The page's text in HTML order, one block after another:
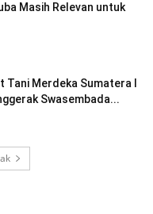
Masih Relevan untuk
Tani Merdeka Sumatera I
Swasembada...